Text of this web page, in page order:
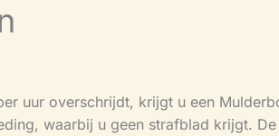
uur overschrijdt, krijgt u een
waarbij u geen strafblad krijgt. De